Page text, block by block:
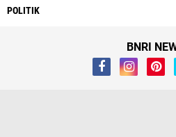
POLITIK
BNRI